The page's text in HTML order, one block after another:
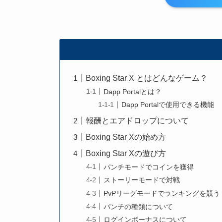
Boxing Star X とはどんなゲーム？
Dapp Portalとは？
Dapp Portalで使用できる機能
報酬とエアドロップについて
Boxing Star Xの始め方
Boxing Star Xの遊び方
パンチモードでコインを獲得
ストーリーモードで対戦
PvPリーグモードでランキングを競う
パンチの種類について
ログインボーナスについて